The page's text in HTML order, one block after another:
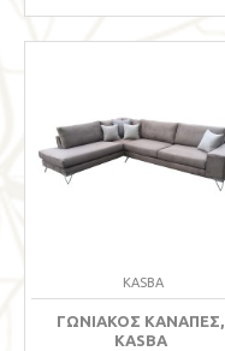
KASBA
ΓΩΝΙΑΚΌΣ ΚΑΝΑΠΈΣ,
KASBA